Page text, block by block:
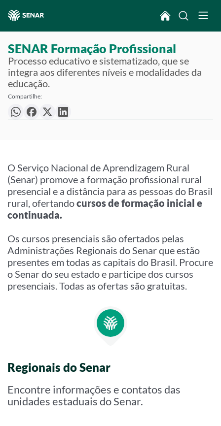
SENAR Formação Profissional
Processo educativo e sistematizado, que se
integra aos diferentes níveis e modalidades da
educação.
Compartilhe:
O Serviço Nacional de Aprendizagem Rural
(Senar) promove a formação profissional rural
presencial e a distância para as pessoas do Brasil
rural, ofertandocursos de formação inicial e
continuada.
Os cursos presenciais são ofertados pelas
Administrações Regionais do Senar que estão
presentes em todas as capitais do Brasil. Procure
o Senar do seu estado e participe dos cursos
presenciais. Todas as ofertas são gratuitas.
Regionais do Senar
Encontre informações e contatos das
unidades estaduais do Senar.